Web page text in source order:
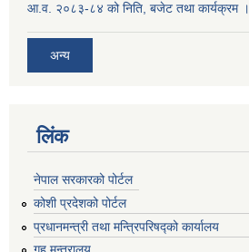
आ.व. २०८३-८४ को निति, बजेट तथा कार्यक्रम ।
अन्य
लिंक
नेपाल सरकारको पोर्टल
कोशी प्रदेशको पोर्टल
प्रधानमन्‍त्री तथा मन्‍त्रिपरिषद्को कार्यालय